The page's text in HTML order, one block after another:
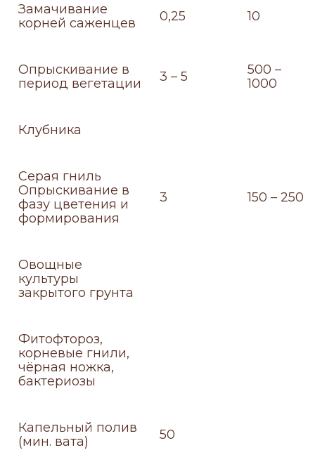
Замачивание
корней саженцев
0,25 10
Опрыскивание в
период вегетации
3 – 5
500 –
1000
Клубника
Серая гниль
Опрыскивание в
фазу цветения и
формирования
3 150 – 250
Овощные
культуры
закрытого грунта
Фитофтороз,
корневые гнили,
чёрная ножка,
бактериозы
Капельный полив
(мин. вата)
50